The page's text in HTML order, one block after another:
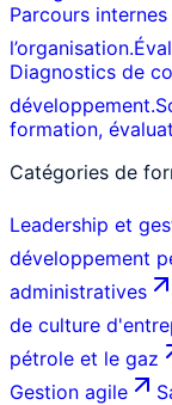
Parcours
l’organisation.
Diagnostics de
développement.
formation,
Catégories de
Leadership et
développement
administratives
de culture
pétrole et le gaz
Gestion agile